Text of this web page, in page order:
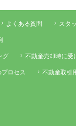
よくある質問 スタ
グ
不動産売却時に受
ロセス 不動産取引